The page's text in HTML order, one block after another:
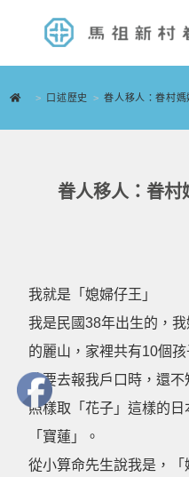
> 口述歷史 > 眷人移人：眷村
眷人移人：眷村
我就是「媳婦仔王」
我是民國38年出生的，
的麗山，家裡共有10個
時要去報我戶口時，還
照樣取「花子」這樣的
「寶蓮」。
從小算命先生說我是，